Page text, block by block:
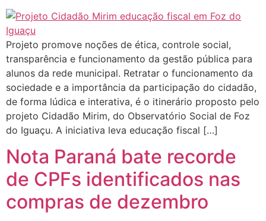
Projeto promove noções de ética, controle social,
transparência e funcionamento da gestão pública para
alunos da rede municipal. Retratar o funcionamento da
sociedade e a importância da participação do cidadão,
de forma lúdica e interativa, é o itinerário proposto pelo
projeto Cidadão Mirim, do Observatório Social de Foz
do Iguaçu. A iniciativa leva educação fiscal […]
Nota Paraná bate recorde
de CPFs identificados nas
compras de dezembro